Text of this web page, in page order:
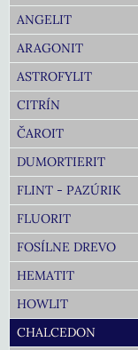
ANGELIT
ARAGONIT
ASTROFYLIT
CITRÍN
ČAROIT
DUMORTIERIT
FLINT - PAZÚRIK
FLUORIT
FOSÍLNE DREVO
HEMATIT
HOWLIT
CHALCEDON